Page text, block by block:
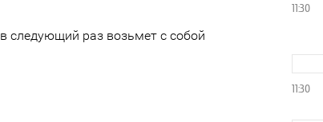
следующий раз возьмет с собой
11:30
11:30